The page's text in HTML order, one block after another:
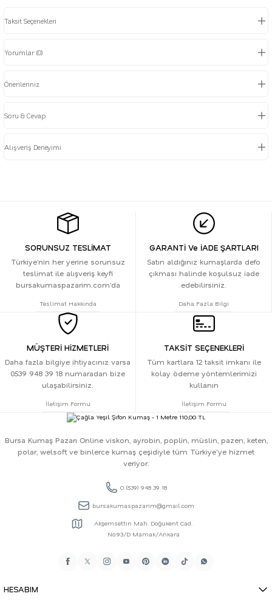
Taksit Seçenekleri
Yorumlar (0)
Önerileriniz
Soru & Cevap
Alışveriş Deneyimi
SORUNSUZ TESLİMAT
Türkiye’nin her yerine sorunsuz
teslimat ile alışveriş keyfi
bursakumaspazarim.com’da
Teslimat Hakkında
GARANTİ Ve İADE ŞARTLARI
Satın aldığınız kumaşlarda defo
çıkması halinde koşulsuz iade
edebilirsiniz.
Daha Fazla Bilgi
MÜŞTERİ HİZMETLERİ
Daha fazla bilgiye ihtiyacınız varsa
0539 948 39 18 numaradan bize
ulaşabilirsiniz.
İletişim Formu
TAKSİT SEÇENEKLERİ
Tüm kartlara 12 taksit imkanı ile
kolay ödeme yöntemlerimizi
kullanın
İletişim Formu
Bursa Kumaş Pazarı Online viskon, ayrobin, poplin, müslin, pazen, keten,
polar, welsoft ve binlerce kumaş çeşidiyle tüm Türkiye'ye hizmet
veriyor.
0 (539) 948 39 18
bursakumaspazarim@gmail.com
Akşemsettin Mah. Doğukent Cad.
No:93/D Mamak/Ankara
HESABIM